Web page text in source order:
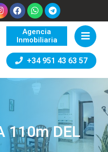
+34 951 43 63 57
Agencia
Inmobiliaria
110m DEL